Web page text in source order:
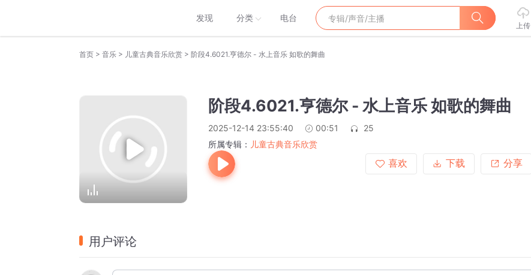
发现 分类 电台
上传
首页 > 音乐 > 儿童古典音乐欣赏 > 阶段4.6021.亨德尔 - 水上音乐 如歌的舞曲
阶段4.6021.亨德尔 - 水上音乐 如歌的舞曲
2025-12-14 23:55:40 00:51
25
所属专辑： 儿童古典音乐欣赏
喜欢
下载 分享
用户评论